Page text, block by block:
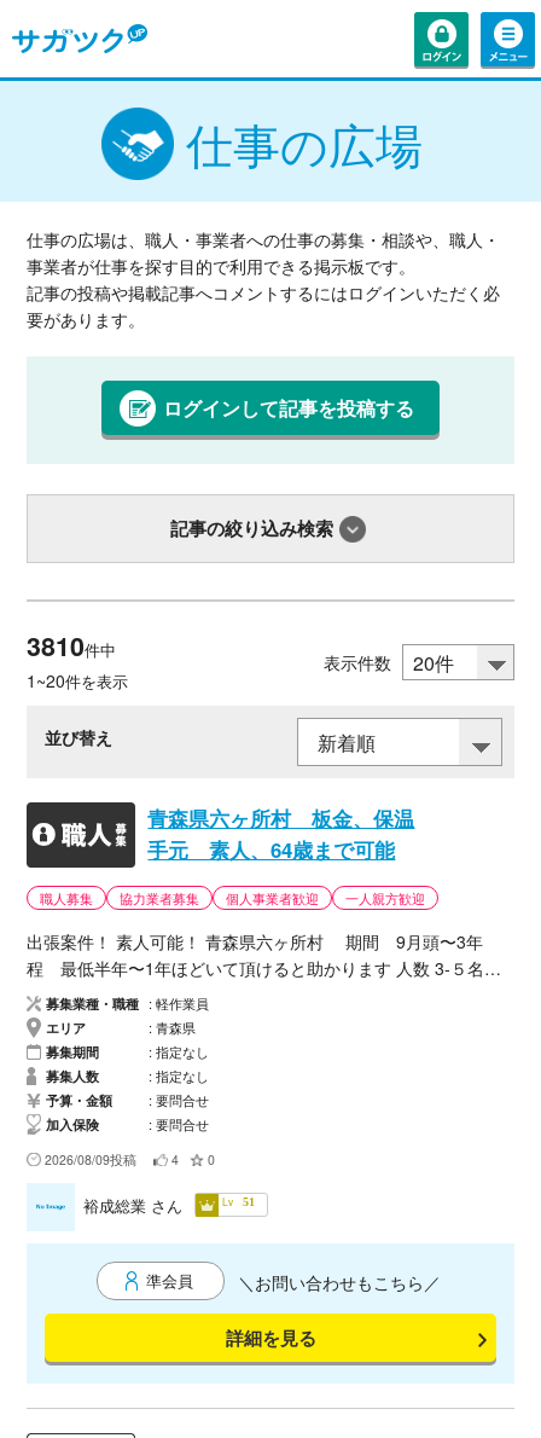
仕事の広場
仕事の広場は、職人・事業者への仕事の募集・相談や、職人・
事業者が仕事を探す目的で利用できる掲示板です。
記事の投稿や掲載記事へコメントするにはログインいただく必
要があります。
ログインして記事を投稿する
記事の絞り込み検索
3810件中
1~20件を表示
表示件数
並び替え
青森県六ヶ所村 板金、保温
手元 素人、64歳まで可能
職人募集 協力業者募集 個人事業者歓迎 一人親方歓迎
出張案件！ 素人可能！ 青森県六ヶ所村 期間 9月頭〜3年
程 最低半年〜1年ほどいて頂けると助かります 人数 3-５名 6
4歳まで可能！ 仕事内容 板金or保温手元 単価 19000税別 イ
ンボイスなし税込 支払い日 末締め翌月末 必要書類 1.本籍地の
市役所でのみ取れる身分証明書 2.マイナンバーの記載がない住
民票 3.免許証 裏表 写真 必要道具 なし 移動人工 1人工 移
動赴任、帰任交通費 あり 無くても大丈夫ですが、車で来て
頂けると助かります。 食事 あり 朝、夜バイキング形式 未経
験、無資格OK その他 ハーネス資格ない方、 道具ない方は元
請け支給 1カ月のみ元請け社保 個人負担のみ相殺 宿 元請け
寮 一人部屋 トイレ共同 風呂 大浴場
募集業種・職種
軽作業員
エリア
青森県
募集期間
指定なし
募集人数
指定なし
予算・金額
要問合せ
加入保険
要問合せ
2026/08/09投稿 4 0
準会員 ＼お問い合わせもこちら／
詳細を見る
裕成総業 さん Lv 51